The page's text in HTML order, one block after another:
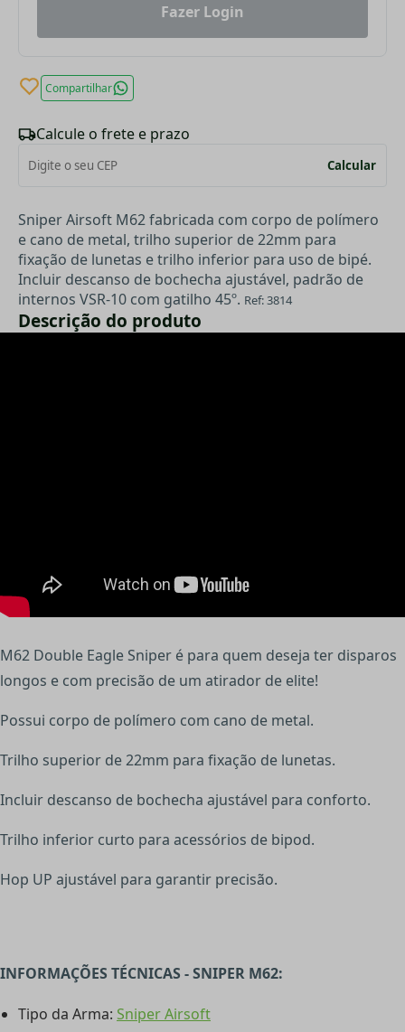
Fazer Login
Compartilhar
Calcule o frete e prazo
Calcular
Sniper Airsoft M62 fabricada com corpo de polímero
e cano de metal, trilho superior de 22mm para
fixação de lunetas e trilho inferior para uso de bipé.
Incluir descanso de bochecha ajustável, padrão de
internos VSR-10 com gatilho 45º. Ref: 3814
Descrição do produto
M62 Double Eagle Sniper é para quem deseja ter disparos
longos e com precisão de um atirador de elite!
Possui corpo de polímero com cano de metal.
Trilho superior de 22mm para fixação de lunetas.
Incluir descanso de bochecha ajustável para conforto.
Trilho inferior curto para acessórios de bipod.
Hop UP ajustável para garantir precisão.
INFORMAÇÕES TÉCNICAS - SNIPER M62:
Tipo da Arma: Sniper Airsoft